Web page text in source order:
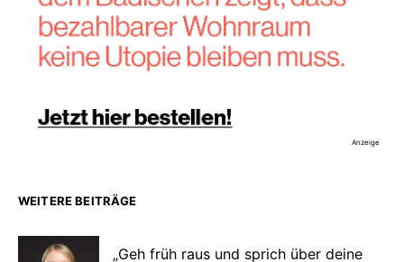
Anzeige
WEITERE BEITRÄGE
„Geh früh raus und sprich über deine